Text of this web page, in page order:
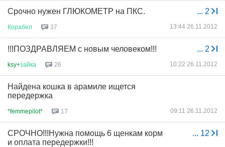
... 2
Срочно нужен ГЛЮКОМЕТР на ПКС.
Корабел 37 13:44 26.11.2012
... 2
!!!ПОЗДРАВЛЯЕМ с новым человеком!!!
ksy+зайка 26 10:22 26.11.2012
Найдена кошка в арамиле ищется
передержка
*femmepilot* 17 09:11 26.11.2012
... 12
СРОЧНО!!!Нужна помощь 6 щенкам корм
и оплата передержки!!!